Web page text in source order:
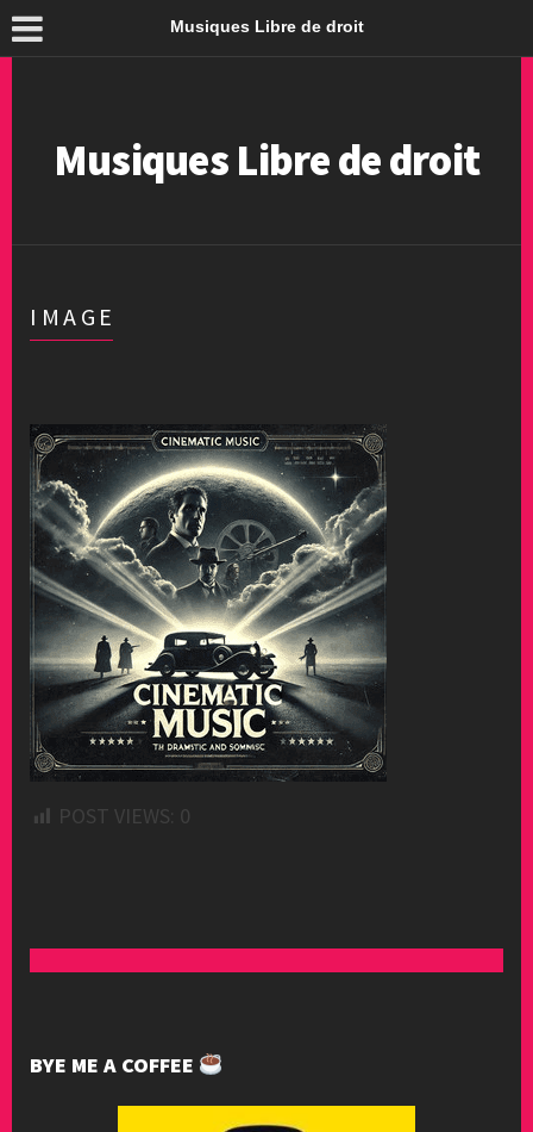
Musiques Libre de droit
Musiques Libre de droit
IMAGE
POST VIEWS: 0
BYE ME A COFFEE